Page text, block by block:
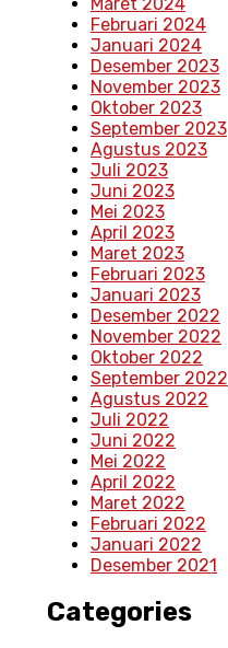
Februari 2024
Januari 2024
Desember 2023
November 2023
Oktober 2023
September 2023
Agustus 2023
Juli 2023
Juni 2023
Mei 2023
April 2023
Maret 2023
Februari 2023
Januari 2023
Desember 2022
November 2022
Oktober 2022
September 2022
Agustus 2022
Juli 2022
Juni 2022
Mei 2022
April 2022
Maret 2022
Februari 2022
Januari 2022
Desember 2021
Categories